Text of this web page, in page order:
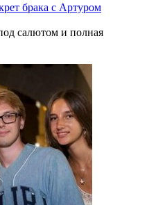
брака с Артуром
салютом и полная